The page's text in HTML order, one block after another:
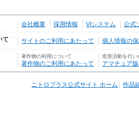
会社概要 採用情報 VIシステム 公式
て サイトのご利用にあたって 個人情報の
著作物の利用について
著作物のご利用にあたって
造形活動を行い
アマチュア
ニトロプラス公式サイト ホーム 作品